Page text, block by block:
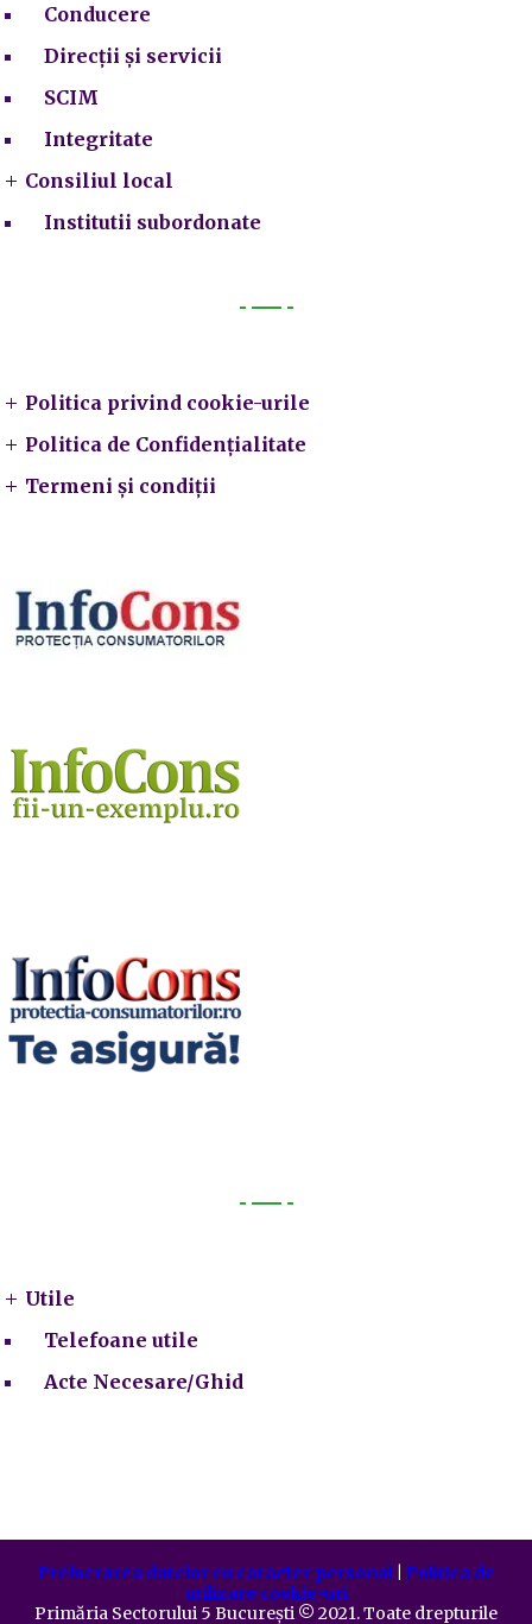
Conducere
Direcții și servicii
SCIM
Integritate
Consiliul local
Institutii subordonate
Politica privind cookie-urile
Politica de Confidențialitate
Termeni și condiții
Utile
Telefoane utile
Acte Necesare/Ghid
Prelucrarea datelor cu caracter personal| Politica de
utilizare cookie-uri
Primăria Sectorului 5 București ©️ 2021. Toate drepturile